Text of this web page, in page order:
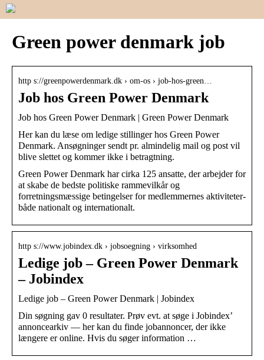
Green power denmark job
http s://greenpowerdenmark.dk › om-os › job-hos-green…
Job hos Green Power Denmark
Job hos Green Power Denmark | Green Power Denmark
Her kan du læse om ledige stillinger hos Green Power
Denmark. Ansøgninger sendt pr. almindelig mail og post vil
blive slettet og kommer ikke i betragtning.
Green Power Denmark har cirka 125 ansatte, der arbejder for
at skabe de bedste politiske rammevilkår og
forretningsmæssige betingelser for medlemmernes aktiviteter-
både nationalt og internationalt.
http s://www.jobindex.dk › jobsoegning › virksomhed
Ledige job – Green Power Denmark
– Jobindex
Ledige job – Green Power Denmark | Jobindex
Din søgning gav 0 resultater. Prøv evt. at søge i Jobindex’
annoncearkiv — her kan du finde jobannoncer, der ikke
længere er online. Hvis du søger information …